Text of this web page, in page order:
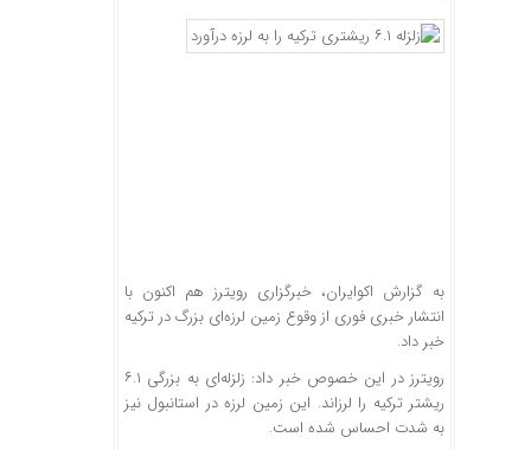
به گزارش اکوایران، خبرگزاری رویترز هم اکنون با
انتشار خبری فوری از وقوع زمین لرزه‌ای بزرگ در ترکیه
خبر داد.
رویترز در این خصوص خبر داد: زلزله‌ای به بزرگی ۶.۱
ریشتر ترکیه را لرزاند. این زمین لرزه در استانبول نیز
به شدت احساس شده است.